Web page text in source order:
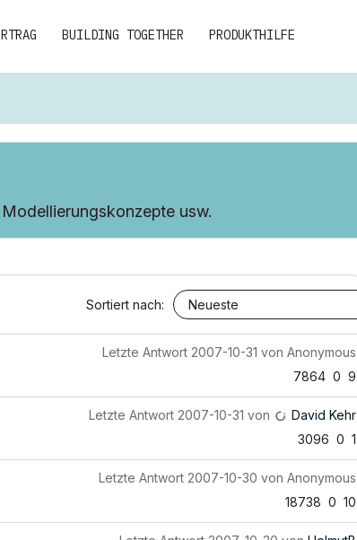
BUILDING TOGETHER PRODUKTHILFE
usw.
Sortiert nach:
Letzte Antwort 2007-10-31 von Anonymous
7864 0 9
Letzte Antwort 2007-10-31 von David Kehr
3096 0 1
Letzte Antwort 2007-10-30 von Anonymous
18738 0 10